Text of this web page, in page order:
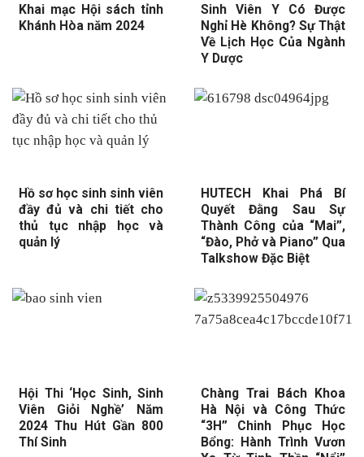
Khai mạc Hội sách tỉnh
Khánh Hòa năm 2024
Sinh Viên Y Có Được
Nghỉ Hè Không? Sự Thật
Về Lịch Học Của Ngành
Y Dược
Hồ sơ học sinh sinh viên
đầy đủ và chi tiết cho
thủ tục nhập học và
quản lý
HUTECH Khai Phá Bí
Quyết Đằng Sau Sự
Thành Công của “Mai”,
“Đào, Phở và Piano” Qua
Talkshow Đặc Biệt
Hội Thi ‘Học Sinh, Sinh
Viên Giỏi Nghề’ Năm
2024 Thu Hút Gần 800
Thí Sinh
Chàng Trai Bách Khoa
Hà Nội và Công Thức
“3H” Chinh Phục Học
Bổng: Hành Trình Vươn